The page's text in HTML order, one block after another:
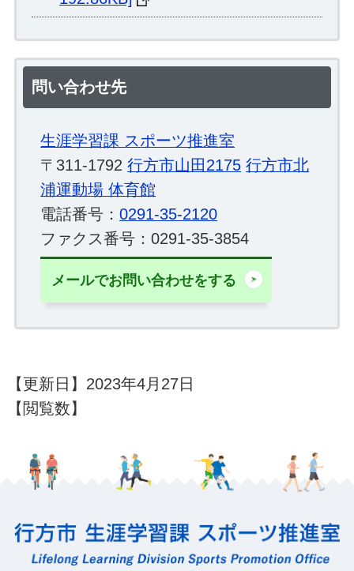
問い合わせ先
生涯学習課 スポーツ推進室
〒311-1792行方市山田2175 行方市北
浦運動場 体育館
電話番号：0291-35-2120
ファクス番号：0291-35-3854
メールでお問い合わせをする
【更新日】2023年4月27日
【閲覧数】